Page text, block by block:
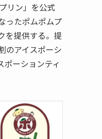
リン」を公式
ったポムポムプ
を提供する。提
のアイスポーシ
ポーションティ